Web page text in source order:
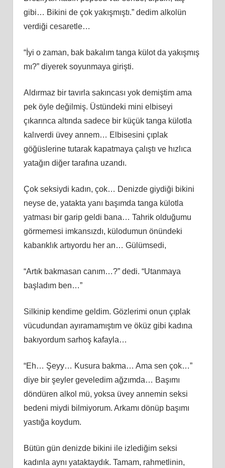
gibi… Bikini de çok yakışmıştı.” dedim alkolün
verdiği cesaretle…
“İyi o zaman, bak bakalım tanga külot da yakışmış
mı?” diyerek soyunmaya girişti.
Aldırmaz bir tavırla sakıncası yok demiştim ama
pek öyle değilmiş. Üstündeki mini elbiseyi
çıkarınca altında sadece bir küçük tanga külotla
kalıverdi üvey annem… Elbisesini çıplak
göğüslerine tutarak kapatmaya çalıştı ve hızlıca
yatağın diğer tarafına uzandı.
Çok seksiydi kadın, çok… Denizde giydiği bikini
neyse de, yatakta yanı başımda tanga külotla
yatması bir garip geldi bana… Tahrik olduğumu
görmemesi imkansızdı, külodumun önündeki
kabarıklık artıyordu her an… Gülümsedi,
“Artık bakmasan canım…?” dedi. “Utanmaya
başladım ben…”
Silkinip kendime geldim. Gözlerimi onun çıplak
vücudundan ayıramamıştım ve öküz gibi kadına
bakıyordum sarhoş kafayla…
“Eh… Şeyy… Kusura bakma… Ama sen çok…”
diye bir şeyler geveledim ağzımda… Başımı
döndüren alkol mü, yoksa üvey annemin seksi
bedeni miydi bilmiyorum. Arkamı dönüp başımı
yastığa koydum.
Bütün gün denizde bikini ile izlediğim seksi
kadınla aynı yataktaydık. Tamam, rahmetlinin,